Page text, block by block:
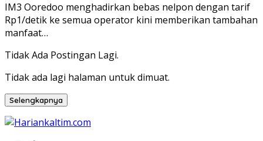
IM3 Ooredoo menghadirkan bebas nelpon dengan tarif
Rp1/detik ke semua operator kini memberikan tambahan
manfaat…
Tidak Ada Postingan Lagi.
Tidak ada lagi halaman untuk dimuat.
Selengkapnya